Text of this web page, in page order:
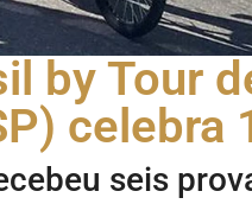
by Tour
celebra
seis